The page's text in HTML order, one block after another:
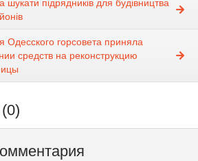
підрядників для будівництва
Одесского горсовета приняла
средств на реконструкцию